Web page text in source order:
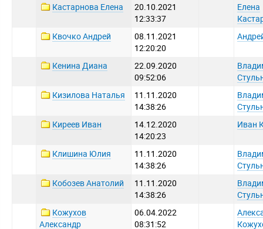
Кастарнова Елена
20.10.2021
12:33:37
Елена
Квочко Андрей
08.11.2021
12:20:20
Кенина Диана
22.09.2020
09:52:06
Кизилова Наталья
11.11.2020
14:38:26
Киреев Иван
14.12.2020
14:20:23
Иван
Клишина Юлия
11.11.2020
14:38:26
Кобозев Анатолий
11.11.2020
14:38:26
Кожухов
Александр
06.04.2022
08:31:52